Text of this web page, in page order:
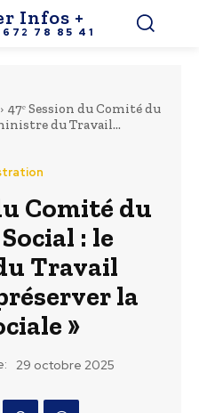
Infos +
78 85 41
47ᵉ Session du Comité du
du Travail...
Comité du
: le
Travail
la
»
29 octobre 2025